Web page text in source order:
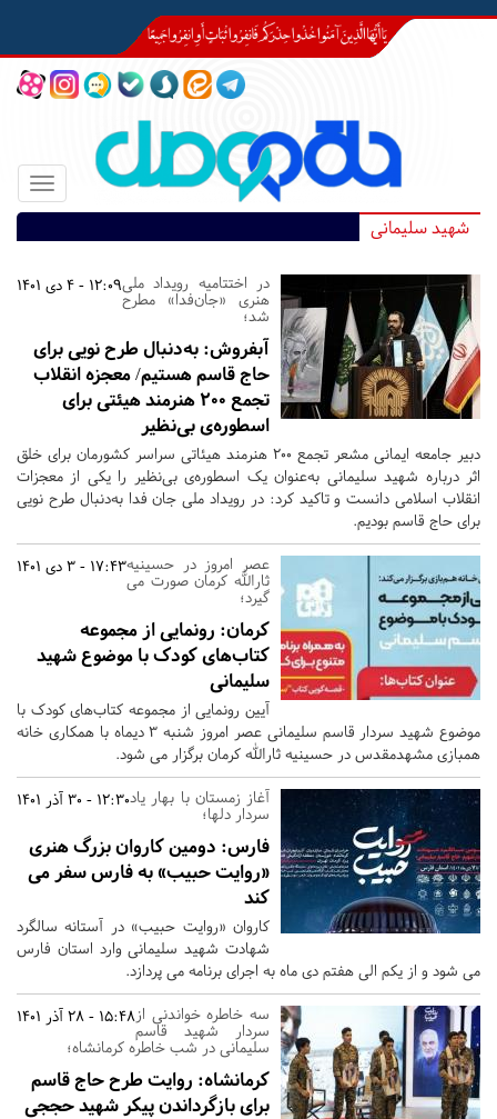
Toggle
شهید سلیمانی
12:09 - 4 دی 1401در اختتامیه رویداد ملی
هنری «جان‌فدا» مطرح
شد؛
آبفروش: به‌دنبال طرح نویی برای
حاج قاسم هستیم/ معجزه انقلاب
تجمع ۲۰۰ هنرمند هیئتی برای
اسطوره‌ی بی‌نظیر
دبیر جامعه ایمانی مشعر تجمع ۲۰۰ هنرمند هیئاتی سراسر کشورمان برای خلق
اثر درباره شهید سلیمانی به‌عنوان یک اسطوره‌ی بی‌نظیر را یکی از معجزات
انقلاب اسلامی دانست و تاکید کرد: در رویداد ملی جان فدا به‌دنبال طرح نویی
برای حاج قاسم بودیم.
17:43 - 3 دی 1401عصر امروز در حسینیه
ثارالله کرمان صورت می
گیرد؛
کرمان: رونمایی از مجموعه
کتاب‌های کودک با موضوع شهید
سلیمانی
آیین رونمایی از مجموعه کتاب‌های کودک با
موضوع شهید سردار قاسم سلیمانی عصر امروز شنبه 3 دیماه با همکاری خانه
همبازی مشهدمقدس در حسینیه ثارالله کرمان برگزار می شود.
12:30 - 30 آذر 1401آغاز زمستان با بهار یاد
سردار دلها؛
فارس: دومین کاروان بزرگ هنری
«روایت حبیب» به فارس سفر می
کند
کاروان «روایت حبیب» در آستانه سالگرد
شهادت شهید سلیمانی وارد استان فارس
می شود و از یکم الی هفتم دی ماه به اجرای برنامه می پردازد.
15:48 - 28 آذر 1401سه خاطره خواندنی از
سردار شهید قاسم
سلیمانی در شب خاطره کرمانشاه؛
کرمانشاه: روایت طرح حاج قاسم
برای بازگرداندن پیکر شهید حججی